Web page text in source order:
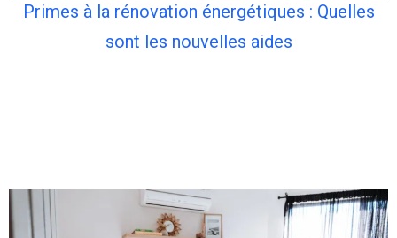
Primes à la rénovation énergétiques : Quelles
sont les nouvelles aides